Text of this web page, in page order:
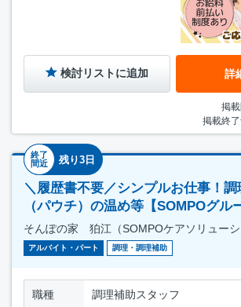
検討リストに追加 詳
掲
掲載終
終了
間近
残り3日
＼履歴書不要／シンプルお仕事！
（パウチ）の温め等【SOMPOグル
そんぽの家 狛江（SOMPOケアソリューシ
アルバイト・パート 調理・調理補助
職種 調理補助スタッフ